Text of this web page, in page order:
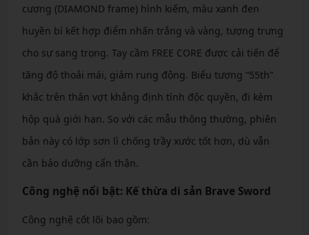
cương (DIAMOND frame) hình kiếm, màu xanh đen
huyền bí kết hợp điểm nhấn trắng và vàng, tượng trưng
cho sự sang trọng. Tay cầm FREE CORE được cải tiến để
tăng độ thoải mái, giảm rung động. Biểu tượng “55th”
khắc trên thân vợt khẳng định tính độc quyền, đi kèm
hộp quà giới hạn. So với các mẫu thông thường, phiên
bản này có lớp sơn lì chống trầy xước tốt hơn, dù vẫn
cần bảo dưỡng cẩn thận.
Công nghệ nổi bật: Kế thừa di sản Brave Sword
Công nghệ cốt lõi bao gồm: